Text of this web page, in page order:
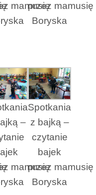
mamusię
przez mamusię
Boryska
–
mamusię
Spotkania
z bajką –
czytanie
bajek
przez mamusię
Boryska